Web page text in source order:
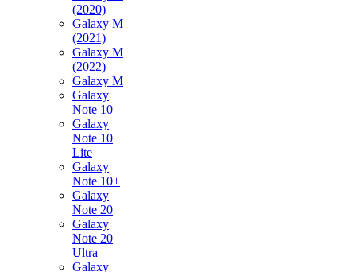
(2020)
Galaxy M
(2021)
Galaxy M
(2022)
Galaxy M
Galaxy
Note 10
Galaxy
Note 10
Lite
Galaxy
Note 10+
Galaxy
Note 20
Galaxy
Note 20
Ultra
Galaxy